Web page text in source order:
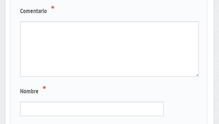
Comentario *
Nombre *